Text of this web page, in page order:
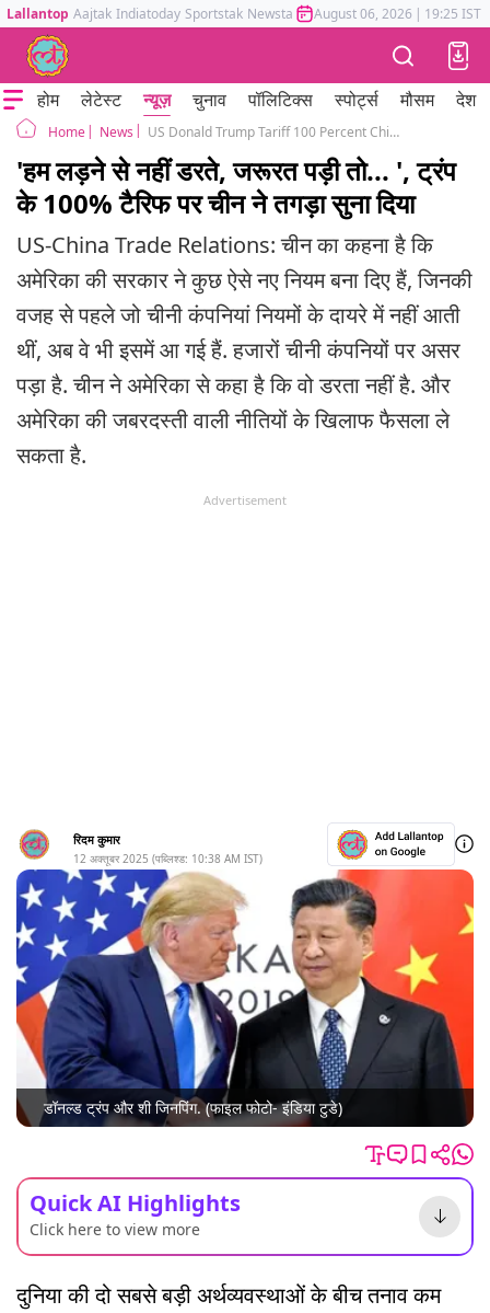
Lallantop Aajtak Indiatoday Sportstak Newstak Mumbai Tak Astrotak
August 06, 2026 | 19:25 IST
होम लेटेस्ट न्यूज़ चुनाव पॉलिटिक्स स्पोर्ट्स मौसम देश
Home News US Donald Trump Tariff 100 Percent China Xi Jinping Says Will Take Action
'हम लड़ने से नहीं डरते, जरूरत पड़ी तो... ', ट्रंप
के 100% टैरिफ पर चीन ने तगड़ा सुना दिया
US-China Trade Relations: चीन का कहना है कि
अमेरिका की सरकार ने कुछ ऐसे नए नियम बना दिए हैं, जिनकी
वजह से पहले जो चीनी कंपनियां नियमों के दायरे में नहीं आती
थीं, अब वे भी इसमें आ गई हैं. हजारों चीनी कंपनियों पर असर
पड़ा है. चीन ने अमेरिका से कहा है कि वो डरता नहीं है. और
अमेरिका की जबरदस्ती वाली नीतियों के खिलाफ फैसला ले
सकता है.
Advertisement
रिदम कुमार
12 अक्तूबर 2025 (पब्लिश्ड: 10:38 AM IST)
डॉनल्ड ट्रंप और शी जिनपिंग. (फाइल फोटो- इंडिया टुडे)
Quick AI Highlights
Click here to view more
दुनिया की दो सबसे बड़ी अर्थव्यवस्थाओं के बीच तनाव कम